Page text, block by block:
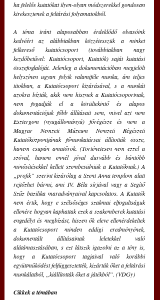
ha felelős kutatókat ilyen-olyan módszerekkel gondosan
kirekesztenek a feltárási folyamatokból.
A téma iránt alaposabban érdeklődő olvasóink
kedvéért az alábbiakban közzétesszük a minket
felkereső kutatócsoport (továbbiakban nagy
kezdőbetűvel: Kutatócsoport, Kutatók) saját kutatási
összefoglalóját. Jelenleg a dokumentációban megjelölt
helyszínen ugyan folyik valamiféle munka, ám teljes
titokban, a Kutatócsoport kizárásával, s a munkát
azokra bízták, akik nem hisznek a Kutatócsoportnak,
nem fogadják el a körültekintő és alapos
dokumentációjuk főbb állításait sem, mivel azt nem
Esztergom (nyugállományú) főrégésze és nem a
Magyar Nemzeti Múzeum Nemzeti Régészeti
Kutatóközpontjának főmunkatársai állították össze,
hanem csupán amatőrök. (Történetesen nem ezzel a
szóval, hanem ennél jóval durvább és bántóbb
minősítésekkel kellett szembesülniük a Kutatóknak.) A
„profik” szerint kizárólag a Szent Anna templom alatt
rejtőzhet bármi, ami IV. Béla sírjával vagy a Segítő
Szűz bazilika maradványaival kapcsolatos. A Kutatók
nem értik, hogy e szélsőséges szakmai elfogultságuk
ellenére hogyan kaphattak ezek a szakemberek kutatási
engedélyt és megbízást, hiszen ők eleve ellenérdekeltek
a Kutatócsoport minden eddigi eredményének,
dokumentált állításainak leletekkel való
alátámasztásában, s ezt látszik igazolni az a tény is,
hogy a Kutatócsoport tagjaival való korábbi
együttműködést felfüggesztették, kizárták őket a feltárási
munkálatból, „kiállították őket a játékból”. (VDGy)
Cikkek a témában